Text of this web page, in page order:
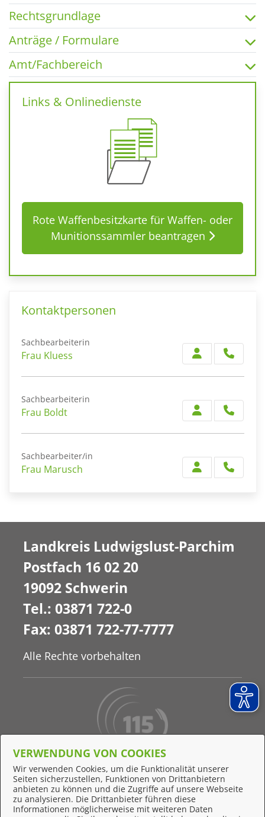
Rechtsgrundlage
Anträge / Formulare
Amt/Fachbereich
Links & Onlinedienste
Rote Waffenbesitzkarte für Waffen- oder
Munitionssammler beantragen
Kontaktpersonen
Sachbearbeiterin
Frau Kluess
Sachbearbeiterin
Frau Boldt
Sachbearbeiter/in
Frau Marusch
Behördennummer 115
Online-Support
Landkreis Ludwigslust-Parchim
Postfach 16 02 20
19092 Schwerin
Tel.: 03871 722-0
Fax: 03871 722-77-7777
Alle Rechte vorbehalten
VERWENDUNG VON COOKIES
Wir verwenden Cookies, um die Funktionalität unserer
Seiten sicherzustellen, Funktionen von Drittanbietern
anbieten zu können und die Zugriffe auf unsere Webseite
zu analysieren. Die Drittanbieter führen diese
Informationen möglicherweise mit weiteren Daten